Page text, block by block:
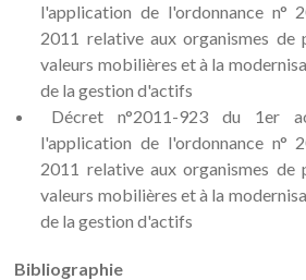
l'application de l'ordonnance n°
2011 relative aux organismes de
valeurs mobilières et à la
de la gestion d'actifs
Décret n°2011-923 du 1er
l'application de l'ordonnance n°
2011 relative aux organismes de
valeurs mobilières et à la
de la gestion d'actifs
Bibliographie